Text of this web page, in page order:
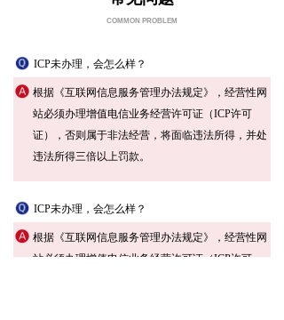
COMMON PROBLEM
根据《互联网信息服务管理办法规定》，经营性网
站必须办理增值电信业务经营许可证（ICP许可
证），否则属于非法经营，将面临违法所得，并处
违法所得三倍以上罚款。
ICP未办理，会怎么样？
根据《互联网信息服务管理办法规定》，经营性网
站必须办理增值电信业务经营许可证（ICP许可
ICP未办理，会怎么样？